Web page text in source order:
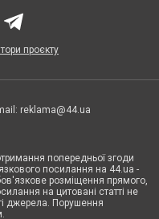
проєкту
reklama@44.ua
попередньої згоди
посилання на 44.ua -
розміщення прямого,
на цитовані статті не
джерела. Порушення